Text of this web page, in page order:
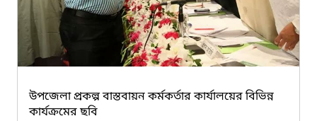
উপজেলা প্রকল্প বাস্তবায়ন কর্মকর্তার কার্যালয়ের বিভিন্ন
কার্যক্রমের ছবি